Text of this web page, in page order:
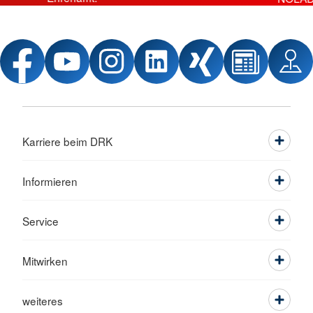
Karriere beim DRK
Informieren
Service
Mitwirken
weiteres